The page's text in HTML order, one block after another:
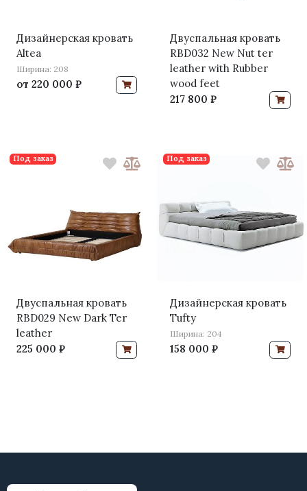
Дизайнерская кровать
Altea
Ширина: 208
от 220 000 ₽
Двуспальная кровать
RBD032 New Nut ter
leather with Rubber
wood feet
217 800 ₽
Двуспальная кровать
RBD029 New Dark Ter
leather
225 000 ₽
Под заказ
Дизайнерская кровать
Tufty
Ширина: 204
158 000 ₽
Под заказ